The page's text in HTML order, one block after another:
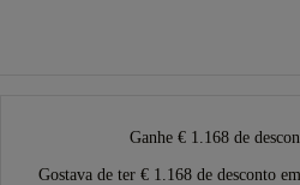
Ganhe € 1.168 de
Gostava de ter € 1.168 de desconto